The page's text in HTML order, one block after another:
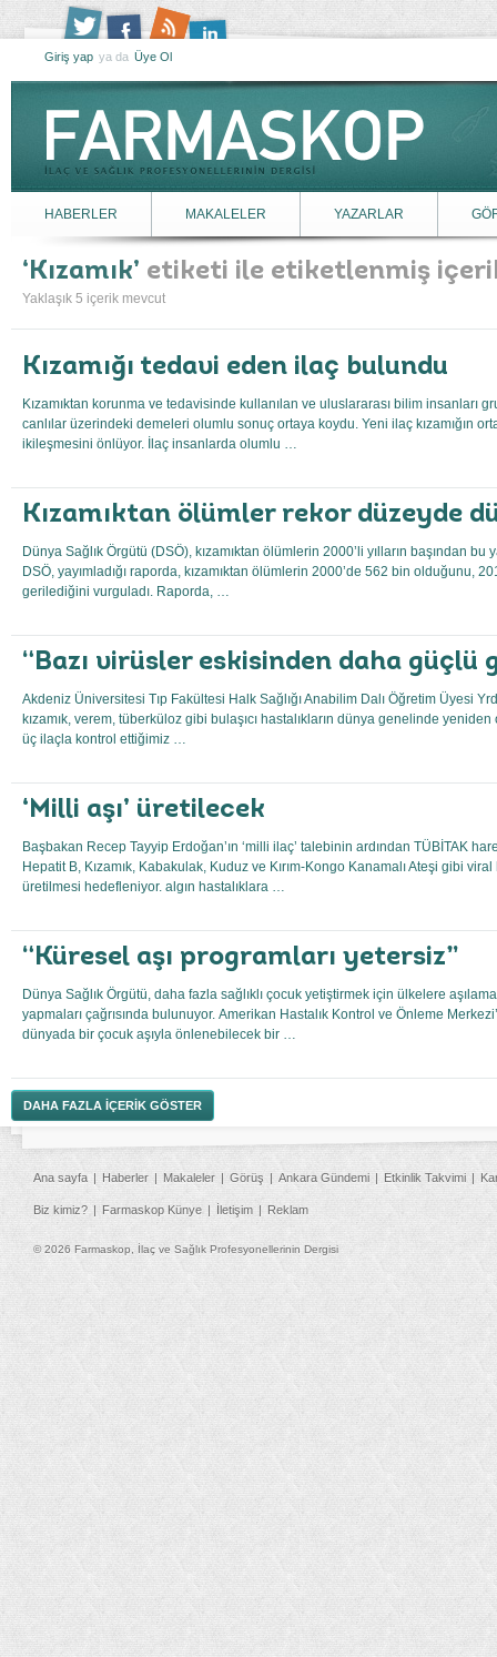
Giriş yap ya da Üye Ol
HABERLER MAKALELER YAZARLAR
Kızamık etiketi ile etiketlenmiş
Yaklaşık 5 içerik mevcut
Kızamığı tedavi eden ilaç bulundu
Kızamıktan korunma ve tedavisinde kullanılan ve uluslararası bilim insanları
canlılar üzerindeki demeleri olumlu sonuç ortaya koydu. Yeni ilaç kızamığın
ikileşmesini önlüyor. İlaç insanlarda olumlu …
Kızamıktan ölümler rekor düzeyde
Dünya Sağlık Örgütü (DSÖ), kızamıktan ölümlerin 2000’li yılların başından bu
DSÖ, yayımladığı raporda, kızamıktan ölümlerin 2000’de 562 bin olduğunu,
gerilediğini vurguladı. Raporda, …
“Bazı virüsler eskisinden daha güçlü
Akdeniz Üniversitesi Tıp Fakültesi Halk Sağlığı Anabilim Dalı Öğretim Üyesi
kızamık, verem, tüberküloz gibi bulaşıcı hastalıkların dünya genelinde yeniden
üç ilaçla kontrol ettiğimiz …
‘Milli aşı’ üretilecek
Başbakan Recep Tayyip Erdoğan’ın ‘milli ilaç’ talebinin ardından TÜBİTAK
Hepatit B, Kızamık, Kabakulak, Kuduz ve Kırım-Kongo Kanamalı Ateşi gibi viral
üretilmesi hedefleniyor. algın hastalıklara …
“Küresel aşı programları yetersiz”
Dünya Sağlık Örgütü, daha fazla sağlıklı çocuk yetiştirmek için ülkelere
yapmaları çağrısında bulunuyor. Amerikan Hastalık Kontrol ve Önleme
dünyada bir çocuk aşıyla önlenebilecek bir …
DAHA FAZLA İÇERİK GÖSTER
Ana sayfa Haberler Makaleler Görüş Ankara Gündemi Etkinlik Takvimi
Biz kimiz? Farmaskop Künye İletişim Reklam
© 2026 Farmaskop, İlaç ve Sağlık Profesyonellerinin Dergisi